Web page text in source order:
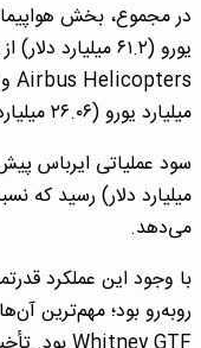
یورو (۶۱.۲
میلیارد یورو (۲۶.۰۶ میلیارد دلار) درآمد ایجاد کردند.
می‌دهد.
با وجود این عملکرد